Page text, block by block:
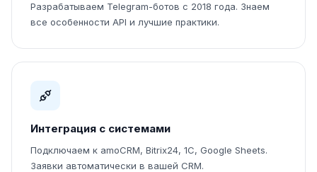
Разрабатываем Telegram-ботов с 2018 года. Знаем
все особенности API и лучшие практики.
Интеграция с системами
Подключаем к amoCRM, Bitrix24, 1С, Google Sheets.
Заявки автоматически в вашей CRM.